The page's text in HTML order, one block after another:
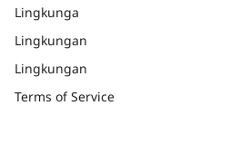
Lingkunga
Lingkungan
Lingkungan
Terms of Service